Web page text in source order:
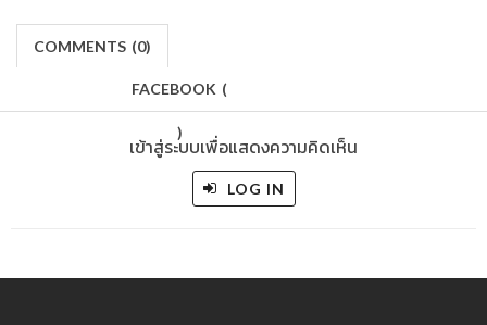
COMMENTS (0)
FACEBOOK (
)
เข้าสู่ระบบเพื่อแสดงความคิดเห็น
LOG IN